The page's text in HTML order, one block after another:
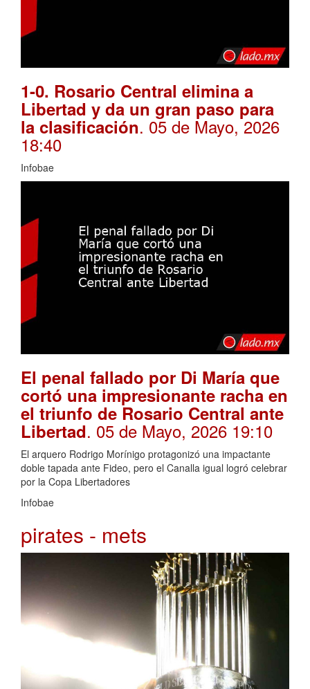
1-0. Rosario Central elimina a
Libertad y da un gran paso para
la clasificación. 05 de Mayo, 2026
18:40
Infobae
El penal fallado por Di María que
cortó una impresionante racha en
el triunfo de Rosario Central ante
Libertad. 05 de Mayo, 2026 19:10
El arquero Rodrigo Morínigo protagonizó una impactante
doble tapada ante Fideo, pero el Canalla igual logró celebrar
por la Copa Libertadores
Infobae
pirates - mets